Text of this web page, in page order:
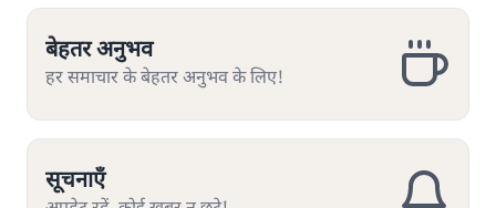
यूजीसी के नये नियम पर विवाद क्यों?
बेहतर अनुभव
हर समाचार के बेहतर अनुभव के लिए!
सूचनाएँ
बेहतर अनुभव
हर समाचार के बेहतर अनुभव के लिए!
सूचनाएँ
बेहतर अनुभव
हर समाचार के बेहतर अनुभव के लिए!
सूचनाएँ
बेहतर अनुभव
हर समाचार के बेहतर अनुभव के लिए!
सूचनाएँ
बेहतर अनुभव
हर समाचार के बेहतर अनुभव के लिए!
सूचनाएँ
बेहतर अनुभव
हर समाचार के बेहतर अनुभव के लिए!
सूचनाएँ